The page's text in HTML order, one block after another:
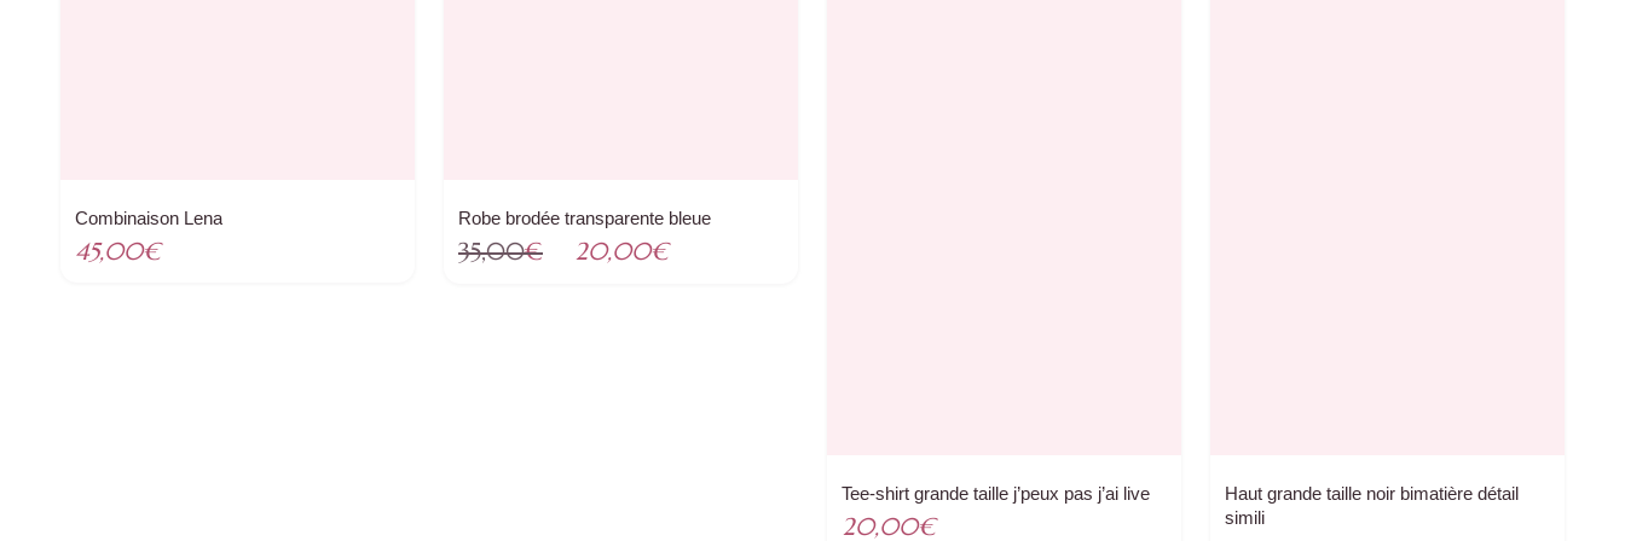
Combinaison Lena
45,00€
Robe brodée transparente bleue
35,00€
Le20,00€Le
Tee-shirt grande taille j’peux pas j’ai live
20,00€
Haut grande taille noir bimatière détail
simili